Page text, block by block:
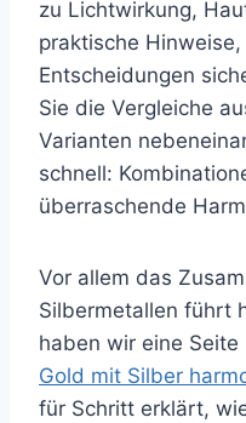
zu Lichtwirkung,
praktische
Entscheidungen
Sie die Vergleiche
Varianten
schnell:
überraschende
Vor allem das
Silbermetallen führt
haben wir eine Seite
Gold mit Silber
für Schritt erklärt,